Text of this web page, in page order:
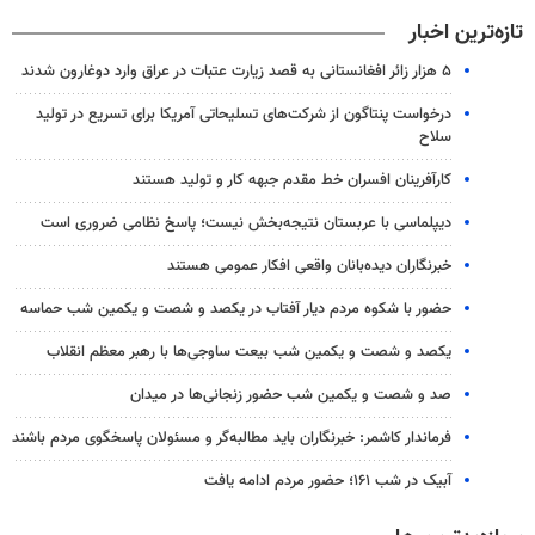
تازه‌ترین اخبار
۵ هزار زائر افغانستانی به قصد زیارت عتبات در عراق وارد دوغارون شدند
درخواست پنتاگون از شرکت‌های تسلیحاتی آمریکا برای تسریع در تولید
سلاح
کارآفرینان افسران خط مقدم جبهه کار و تولید هستند
دیپلماسی با عربستان نتیجه‌بخش نیست؛ پاسخ نظامی ضروری است
خبرنگاران دیده‌بانان واقعی افکار عمومی هستند
حضور با شکوه مردم دیار آفتاب در یکصد و شصت و یکمین شب حماسه
یکصد و شصت و یکمین شب بیعت ساوجی‌ها با رهبر معظم انقلاب
صد و شصت و یکمین شب حضور زنجانی‌ها در میدان
فرماندار کاشمر: خبرنگاران باید مطالبه‌گر و مسئولان پاسخگوی مردم باشند
آبیک در شب ۱۶۱؛ حضور مردم ادامه یافت